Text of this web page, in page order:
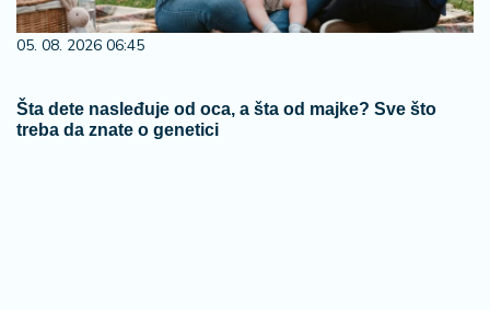
05. 08. 2026 06:45
Šta dete nasleđuje od oca, a šta od majke? Sve što
treba da znate o genetici